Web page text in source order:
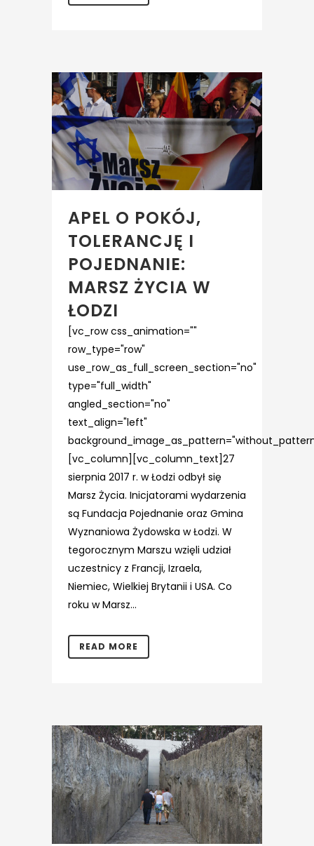
APEL O POKÓJ,
TOLERANCJĘ I
POJEDNANIE:
MARSZ ŻYCIA W
ŁODZI
[vc_row css_animation=""
row_type="row"
use_row_as_full_screen_section="no"
type="full_width"
angled_section="no"
text_align="left"
[vc_column][vc_column_text]27
sierpnia 2017 r. w Łodzi odbył się
Marsz Życia. Inicjatorami wydarzenia
są Fundacja Pojednanie oraz Gmina
Wyznaniowa Żydowska w Łodzi. W
tegorocznym Marszu wzięli udział
uczestnicy z Francji, Izraela,
Niemiec, Wielkiej Brytanii i USA. Co
roku w Marsz...
READ MORE